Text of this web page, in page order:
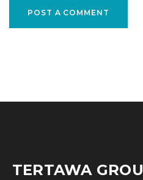
POST A COMMENT
TERTAWA